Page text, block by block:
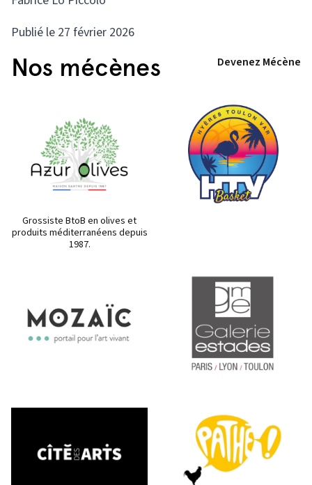
Publié le 27 février 2026
Nos mécènes Devenez Mécène
Grossiste BtoB en olives et
produits méditerranéens depuis
1987.